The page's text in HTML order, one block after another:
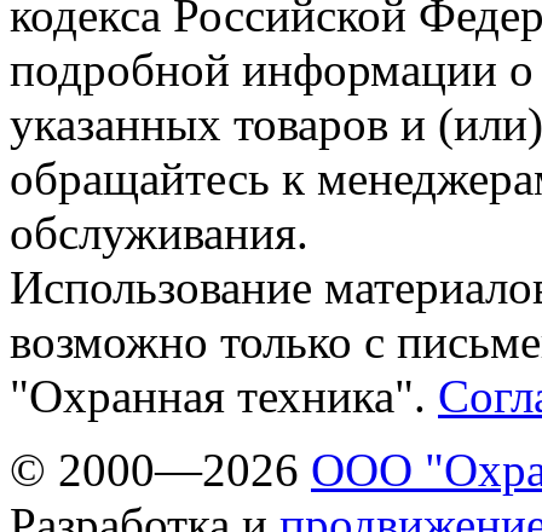
кодекса Российской
подробной информации
указанных товаров и
обращайтесь к
обслуживания.
Использование
возможно только с
"Охранная техника".
© 2000—2026 ООО